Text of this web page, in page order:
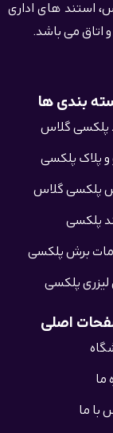
استند های اداری
اتاق می باشد.
بندی ها
پلکسی گلاس
و پلاک پلکسی
پلکسی گلاس
پلکسی
برش پلکسی
پلکسی
اصلی
ما
با ما